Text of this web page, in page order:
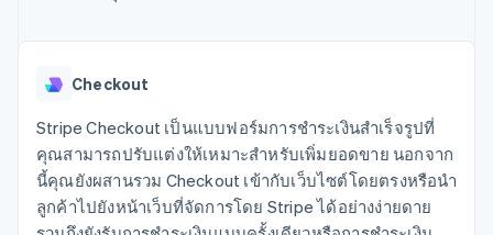
Authorization
ยกระดับการ
ชำระเงิน
Link
รวดเร็วขึ้น
ทำบัญชี
Sigma
รายงานที่
ออกแบบเอง
Data
Pipeline
การซิงค์
บริษัท AI
แวดวงครีเอเตอร์
เกม
การบริการ การเดินทาง
และสันทนาการ
แหล่งข้อมูล
การเชื่อมต่อการทำงาน
แอป
การติดต่อ
Checkout
Stripe Checkout เป็นแบบฟอร์มการชำระเงินสำเร็จรูปที่
คุณสามารถปรับแต่งให้เหมาะสำหรับเพิ่มยอดขาย นอกจาก
นี้คุณยังผสานรวม Checkout เข้ากับเว็บไซต์โดยตรงหรือนำ
ลูกค้าไปยังหน้าเว็บที่จัดการโดย Stripe ได้อย่างง่ายดาย